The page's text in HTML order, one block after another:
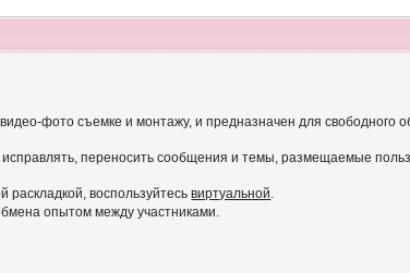
фото съемке и монтажу, и предназначен для
переносить сообщения и темы, размещаемые
раскладкой, воспользуйтесьвиртуальной.
опытом между участниками.